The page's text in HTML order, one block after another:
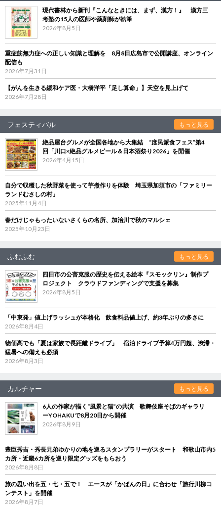
現代書林から新刊『こんなときには、まず、漢方！』 漢方三
考塾の15人の医師や薬剤師が執筆
2026年8月5日
重症筋無力症への正しい知識と理解を 8月8日広島市で公開講座、オンライン
配信も
2026年7月31日
【がんを生きる緩和ケア医・大橋洋平「足し算命」】天空を見上げて
2026年7月28日
フェスティバル もっと見る
絶品屋台グルメが全国各地から大集結 “庶民派食フェス”第4
回「川口×絶品グルメビール＆日本酒祭り2026」を開催
2026年4月15日
自分で収穫した秋野菜を使って芋煮作りを体験 埼玉県加須市の「ファミリー
ランドむさしの村」
2025年11月4日
春だけじゃもったいないさくらの名所、加治川で秋のマルシェ
2025年10月23日
ふむふむ もっと見る
四日市の公害克服の歴史を伝える絵本『スモックリン』制作プ
ロジェクト クラウドファンディングで支援を募集
2026年8月5日
「中東発」値上げラッシュが本格化 飲食料品値上げ、約3年ぶりの多さに
2026年8月4日
物価高でも「夏は家族で長距離ドライブ」 宿泊ドライブ予算4万円超、渋滞・
猛暑への備えも必須
2026年8月3日
カルチャー もっと見る
6人の作家が描く“風景と猫”の共演 歌舞伎座そばのギャラリ
ーYOHAKUで8月20日から開催
2026年8月9日
豊臣秀吉・秀長兄弟ゆかりの地を巡るスタンプラリーがスタート 和歌山市内5
カ所・近畿6カ所を巡り限定グッズをもらおう
2026年8月8日
旅の思い出を五・七・五で！ エースが「かばんの日」に合わせ「旅行川柳コ
ンテスト」を開催
2026年8月7日